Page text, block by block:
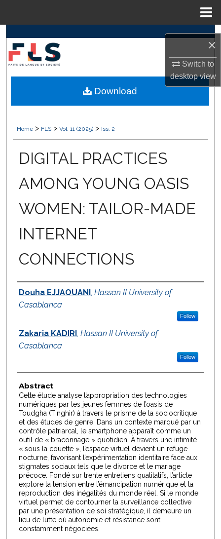
×
Switch to
desktopview
Search
My Account
Digital Commons Network™
Home > FLS > Vol. 11 (2025) > Iss. 2
DIGITAL PRACTICES
AMONG YOUNG OASIS
WOMEN: TAILOR-MADE
INTERNET
CONNECTIONS
Authors
Douha EJJAOUANI, Hassan II University of
Casablanca
Follow
Zakaria KADIRI, Hassan II University of
Casablanca
Follow
Abstract
Cette étude analyse l’appropriation des technologies
numériques par les jeunes femmes de l’oasis de
Toudgha (Tinghir) à travers le prisme de la sociocritique
et des études de genre. Dans un contexte marqué par un
contrôle patriarcal, le smartphone apparaît comme un
outil de « braconnage » quotidien. À travers une intimité
« sous la couette », l’espace virtuel devient un refuge
nocturne, favorisant l’expérimentation identitaire face aux
stigmates sociaux tels que le divorce et le mariage
précoce. Fondé sur trente entretiens qualitatifs, l’article
explore la tension entre l’émancipation numérique et la
reproduction des inégalités du monde réel. Si le monde
virtuel permet de contourner la surveillance collective
par une présentation de soi stratégique, il demeure un
lieu de lutte où autonomie et résistance sont
constamment négociées.
Download